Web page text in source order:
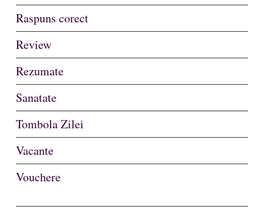
Raspuns corect
Review
Rezumate
Sanatate
Tombola Zilei
Vacante
Vouchere